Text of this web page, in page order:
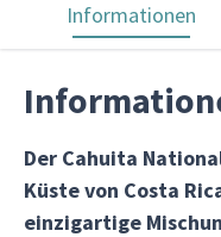
Informationen
Der Cahuita
Küste von Costa
einzigartige